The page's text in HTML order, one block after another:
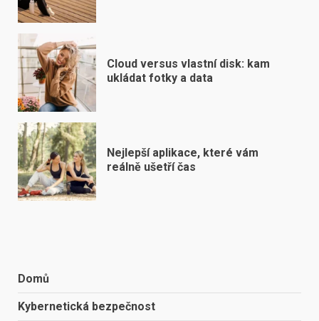
Cloud versus vlastní disk: kam
ukládat fotky a data
Nejlepší aplikace, které vám
reálně ušetří čas
Domů
Kybernetická bezpečnost